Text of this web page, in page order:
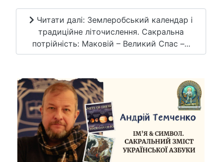
Читати далі: Землеробський календар і
традиційне літочислення. Сакральна
потрійність: Маковій – Великий Спас –...